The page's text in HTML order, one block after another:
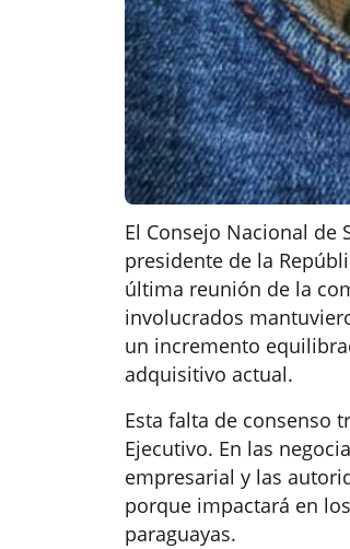
El Consejo Nacional de
presidente de la
última reunión de la
involucrados
un incremento
adquisitivo actual.
Esta falta de consenso
Ejecutivo. En las
empresarial y las
porque impactará en
paraguayas.